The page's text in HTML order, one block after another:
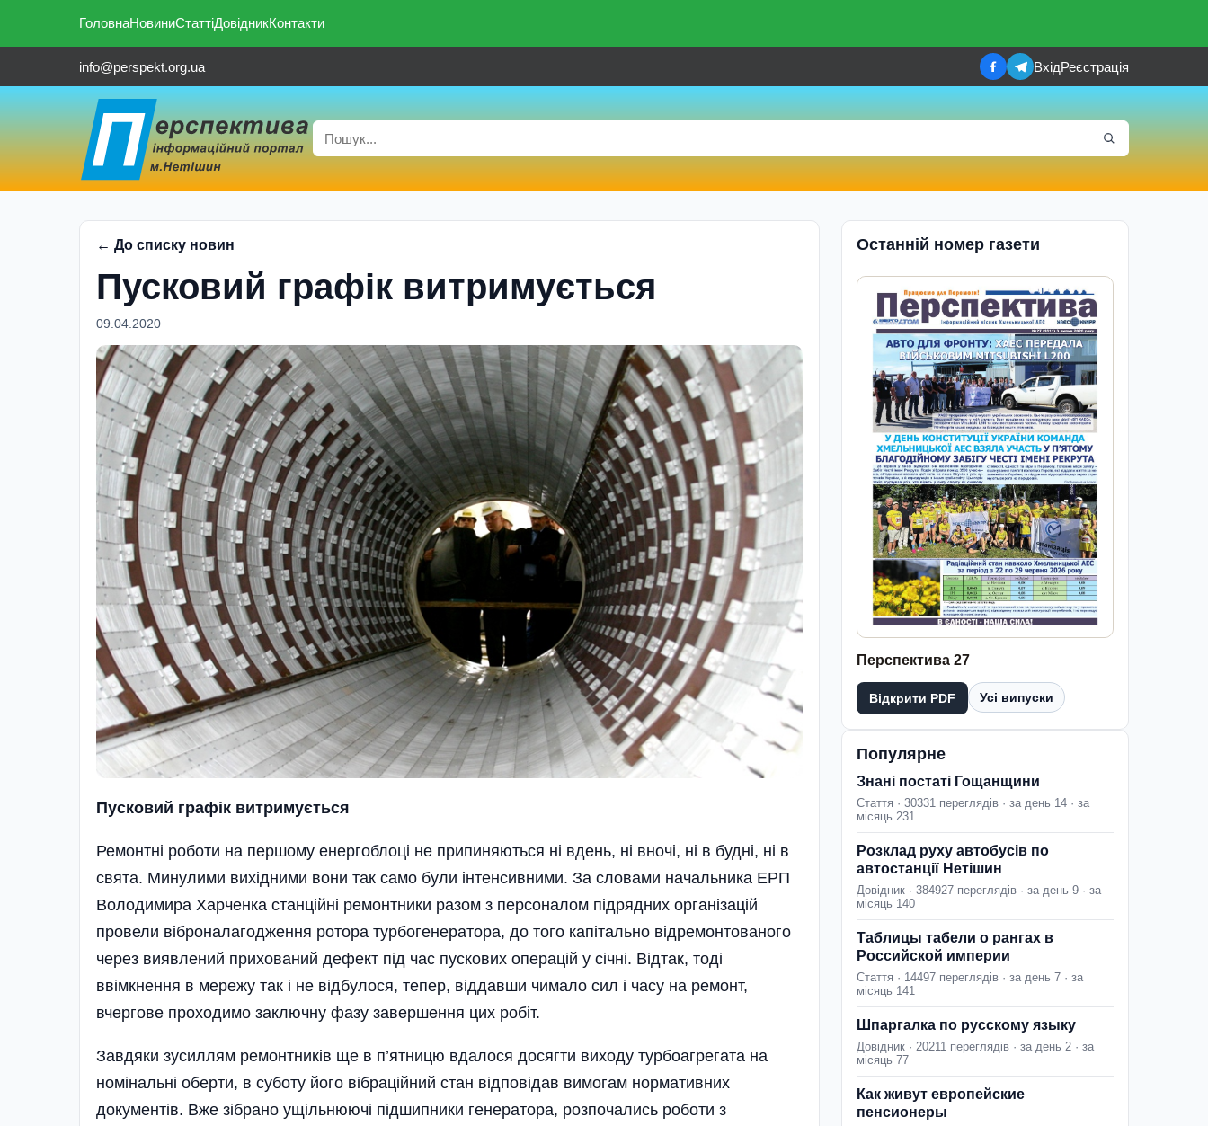
ГоловнаНовиниСтаттіДовідникКонтакти
info@perspekt.org.ua ВхідРеєстрація
← До списку новин
Пусковий графік витримується
09.04.2020
Пусковий графік витримується
Ремонтні роботи на першому енергоблоці не припиняються ні вдень, ні вночі, ні в будні, ні в
свята. Минулими вихідними вони так само були інтенсивними. За словами начальника ЕРП
Володимира Харченка станційні ремонтники разом з персоналом підрядних організацій
провели віброналагодження ротора турбогенератора, до того капітально відремонтованого
через виявлений прихований дефект під час пускових операцій у січні. Відтак, тоді
ввімкнення в мережу так і не відбулося, тепер, віддавши чимало сил і часу на ремонт,
вчергове проходимо заключну фазу завершення цих робіт.
Завдяки зусиллям ремонтників ще в п’ятницю вдалося досягти виходу турбоагрегата на
номі­нальні оберти, в суботу його вібраційний стан відповідав вимогам нормативних
документів. Вже зібрано ущільнюючі підшипники генератора, розпочались роботи з
Останній номер газети
Перспектива 27
Відкрити PDF Усі випуски
Популярне
Знані постаті Гощанщини
Стаття · 30331 переглядів · за день 14 · за
місяць 231
Розклад руху автобусів по
автостанції Нетішин
Довідник · 384927 переглядів · за день 9 · за
місяць 140
Таблицы табели о рангах в
Российской империи
Стаття · 14497 переглядів · за день 7 · за
місяць 141
Шпаргалка по русскому языку
Довідник · 20211 переглядів · за день 2 · за
місяць 77
Как живут европейские
пенсионеры